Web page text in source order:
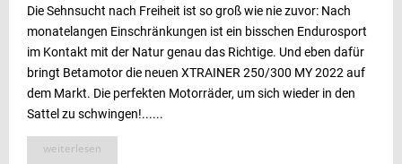
Die Sehnsucht nach Freiheit ist so groß wie nie zuvor: Nach
monatelangen Einschränkungen ist ein bisschen Endurosport
im Kontakt mit der Natur genau das Richtige. Und eben dafür
bringt Betamotor die neuen XTRAINER 250/300 MY 2022 auf
dem Markt. Die perfekten Motorräder, um sich wieder in den
Sattel zu schwingen!......
weiterlesen